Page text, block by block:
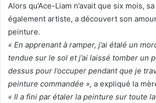
Alors qu’Ace-Liam n’avait que six mois,
également artiste, a découvert son
peinture.
« En apprenant à ramper, j’ai étalé un
tendue sur le sol et j’ai laissé tomber un
dessus pour l’occuper pendant que je
peinture commandée », a expliqué la
« Il a fini par étaler la peinture sur toute